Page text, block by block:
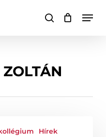
keresésKosár
Hírek